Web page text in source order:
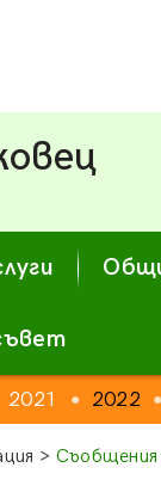
2021 ● 2022 ●
> Съобщения